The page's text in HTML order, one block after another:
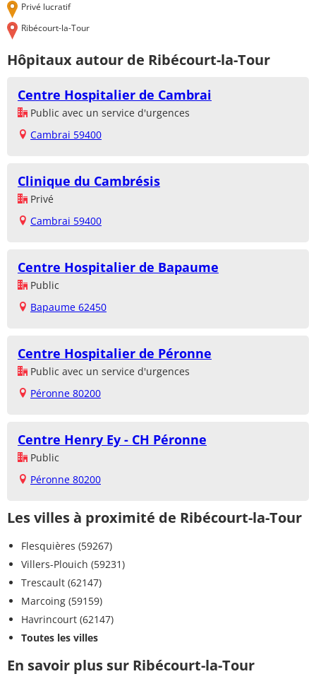
Privé lucratif
Ribécourt-la-Tour
Hôpitaux autour de Ribécourt-la-Tour
Centre Hospitalier de Cambrai
Public avec un service d'urgences
Cambrai 59400
Clinique du Cambrésis
Privé
Cambrai 59400
Centre Hospitalier de Bapaume
Public
Bapaume 62450
Centre Hospitalier de Péronne
Public avec un service d'urgences
Péronne 80200
Centre Henry Ey - CH Péronne
Public
Péronne 80200
Les villes à proximité de Ribécourt-la-Tour
Flesquières (59267)
Villers-Plouich (59231)
Trescault (62147)
Marcoing (59159)
Havrincourt (62147)
Toutes les villes
En savoir plus sur Ribécourt-la-Tour